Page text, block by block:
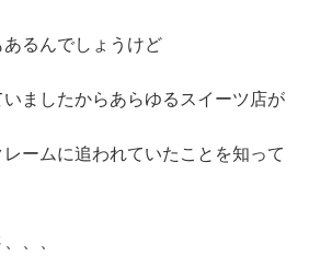
るんでしょうけど
ましたからあらゆるスイーツ店が
レームに追われていたことを知って
、、